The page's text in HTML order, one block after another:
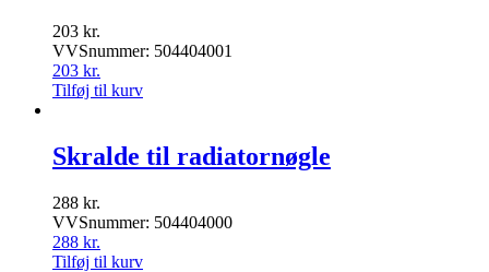
203 kr.
VVSnummer: 504404001
203 kr.
Tilføj til kurv
Skralde til radiatornøgle
288 kr.
VVSnummer: 504404000
288 kr.
Tilføj til kurv